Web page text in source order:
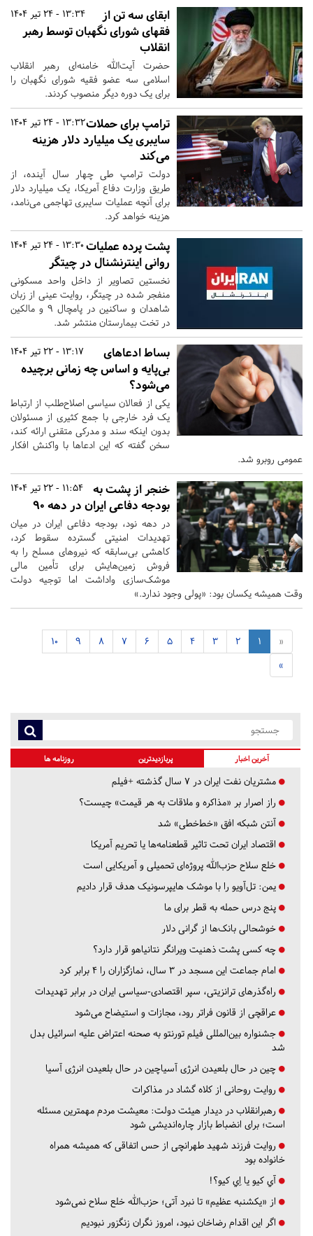
13:34 - 24 تیر 1404
ابقای سه تن از
فقهای شورای نگهبان توسط رهبر
انقلاب
حضرت آیت‌الله خامنه‌ای رهبر انقلاب
اسلامی سه عضو فقیه شورای نگهبان را
برای یک دوره دیگر منصوب کردند.
13:32 - 24 تیر 1404ترامپ برای حملات
سایبری یک میلیارد دلار هزینه
می‌کند
دولت ترامپ طی چهار سال آینده، از
طریق وزارت دفاع آمریکا، یک میلیارد دلار
برای آنچه عملیات سایبری تهاجمی می‌نامد،
هزینه خواهد کرد.
13:30 - 24 تیر 1404 پشت پرده عملیات
روانی اینترنشنال در چیتگر
نخستین تصاویر از داخل واحد مسکونی
منفجر شده در چیتگر، روایت عینی از زبان
شاهدان و ساکنین در پامچال ۹ و مالکین
در تخت بیمارستان منتشر شد.
13:17 - 22 تیر 1404
بساط ادعاهای
بی‌پایه و اساس چه زمانی برچیده
می‌شود؟
یکی از فعالان سیاسی اصلاح‌طلب از ارتباط
یک فرد خارجی با جمع کثیری از مسئولان
بدون اینکه سند و مدرکی متقنی ارائه کند،
سخن گفته که این ادعاها با واکنش افکار
عمومی روبرو شد.
11:54 - 22 تیر 1404
خنجر از پشت به
بودجه دفاعی ایران در دهه ۹۰
در دهه نود، بودجه دفاعی ایران در میان
تهدیدات امنیتی گسترده سقوط کرد،
کاهشی بی‌سابقه که نیروهای مسلح را به
فروش زمین‌هایش برای تأمین مالی
موشک‌سازی واداشت اما توجیه دولت
وقت همیشه یکسان بود: «پولی وجود ندارد.»
«
1
2
3
4
5
6
7
8
9
10
»
آخرین اخبار پربازدیدترین روزنامه ها
مشتریان نفت ایران در ۷ سال گذشته +فیلم
راز اصرار بر «مذاکره و ملاقات به هر قیمت» چیست؟
آنتن شبکه افق «خط‌خطی» شد
اقتصاد ایران تحت تاثیر قطعنامه‌ها یا تحریم‌ آمریکا
خلع سلاح حزب‌الله پروژه‌ای تحمیلی و آمریکایی است
یمن: تل‌آویو را با موشک هایپرسونیک هدف قرار دادیم
پنج درس‌ حمله به قطر برای ما
خوشحالی بانک‌ها از گرانی دلار
چه کسی پشت ذهنیت ویرانگر نتانیاهو قرار دارد؟
امام جماعت این مسجد در ۳ سال، نمازگزاران را ۴ برابر کرد
راه‌گذرهای ترانزیتی، سپر اقتصادی-سیاسی ایران در برابر تهدیدات
عراقچی از قانون فراتر رود، مجازات و استیضاح می‌شود
جشنواره بین‌المللی فیلم تورنتو به صحنه اعتراض علیه اسرائیل بدل
شد
چین در حال بلعیدن انرژی آسیاچین در حال بلعیدن انرژی آسیا
روایت روحانی از کلاه گشاد در مذاکرات
رهبرانقلاب در دیدار هیئت دولت: معیشت مردم مهمترین مسئله
است؛ برای انضباط بازار چاره‌اندیشی شود
روایت فرزند شهید طهرانچی از حس اتفاقی که همیشه همراه
خانواده بود
آي كيو يا اِي كيو؟!
از «یکشنبه عظیم» تا نبرد آتی؛ حزب‌الله خلع سلاح نمی‌شود
اگر این اقدام رضاخان نبود، امروز نگران زنگزور نبودیم